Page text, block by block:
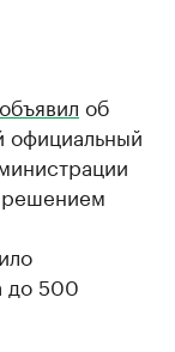
объявил об
официальный
решением
до 500